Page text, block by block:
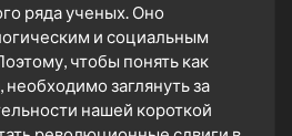
ряда ученых. Оно
и социальным
чтобы понять как
заглянуть за
нашей короткой